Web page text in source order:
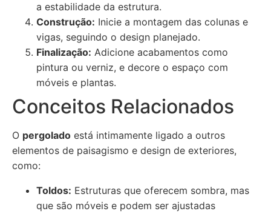
a estabilidade da estrutura.
Construção: Inicie a montagem das colunas e
vigas, seguindo o design planejado.
Finalização: Adicione acabamentos como
pintura ou verniz, e decore o espaço com
móveis e plantas.
Conceitos Relacionados
O pergolado está intimamente ligado a outros
elementos de paisagismo e design de exteriores,
como:
Toldos: Estruturas que oferecem sombra, mas
que são móveis e podem ser ajustadas